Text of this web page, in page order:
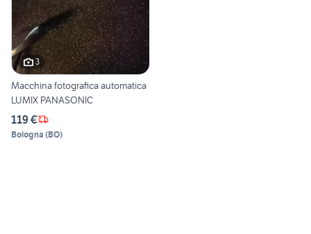
3
Macchina fotografica automatica
LUMIX PANASONIC
119 €
Bologna (BO)